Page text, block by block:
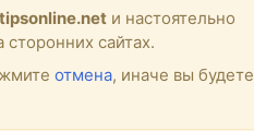
и настоятельно
сайтах.
отмена, иначе вы будете